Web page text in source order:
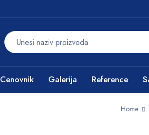
Cenovnik Galerija Reference
Home